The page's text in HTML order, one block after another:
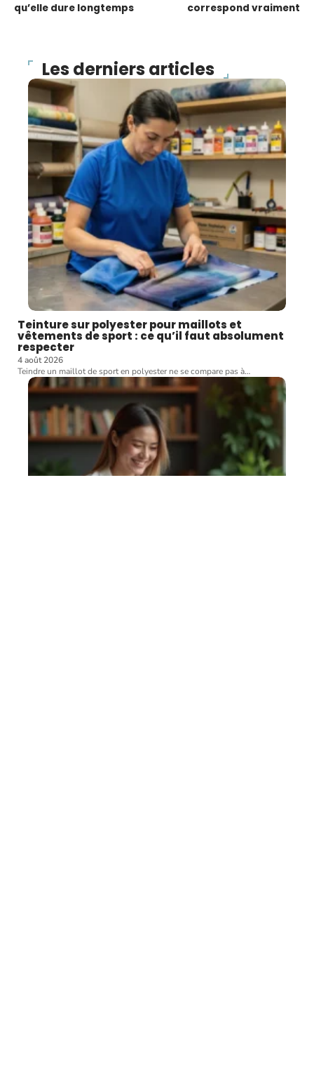
qu’elle dure longtemps
correspond vraiment
Les derniers articles
Teinture sur polyester pour maillots et
vêtements de sport : ce qu’il faut absolument
respecter
4 août 2026
Teindre un maillot de sport en polyester ne se compare pas à…